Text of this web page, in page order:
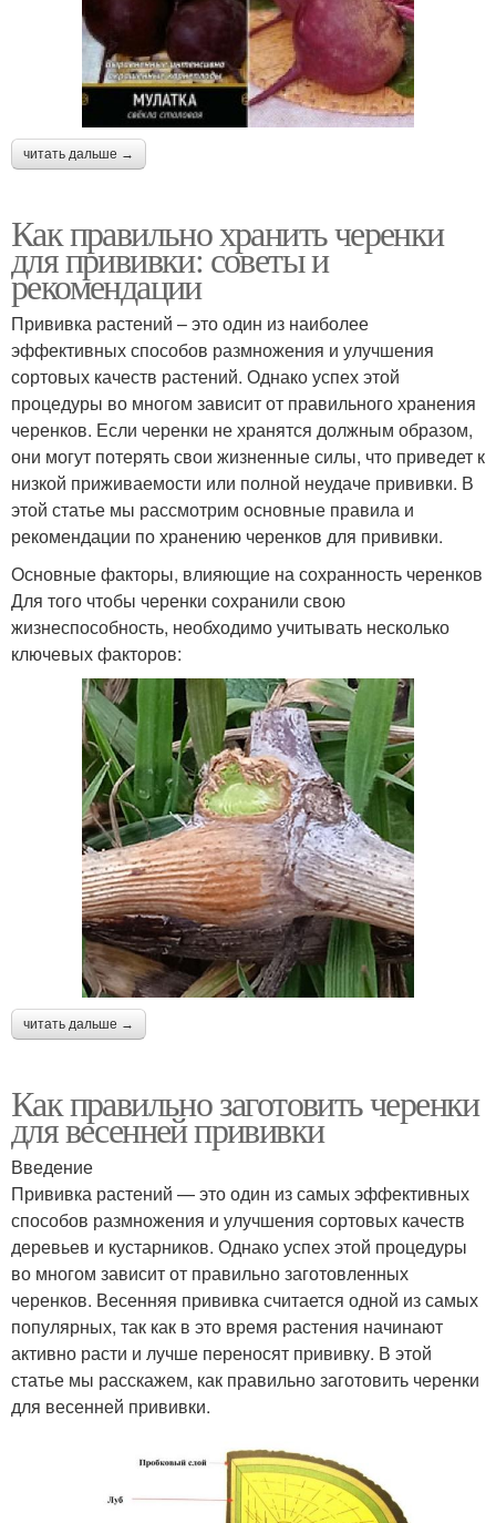
читать дальше →
Как правильно хранить черенки
для прививки: советы и
рекомендации
Прививка растений – это один из наиболее
эффективных способов размножения и улучшения
сортовых качеств растений. Однако успех этой
процедуры во многом зависит от правильного хранения
черенков. Если черенки не хранятся должным образом,
они могут потерять свои жизненные силы, что приведет к
низкой приживаемости или полной неудаче прививки. В
этой статье мы рассмотрим основные правила и
рекомендации по хранению черенков для прививки.
Основные факторы, влияющие на сохранность черенков
Для того чтобы черенки сохранили свою
жизнеспособность, необходимо учитывать несколько
ключевых факторов:
читать дальше →
Как правильно заготовить черенки
для весенней прививки
Введение
Прививка растений — это один из самых эффективных
способов размножения и улучшения сортовых качеств
деревьев и кустарников. Однако успех этой процедуры
во многом зависит от правильно заготовленных
черенков. Весенняя прививка считается одной из самых
популярных, так как в это время растения начинают
активно расти и лучше переносят прививку. В этой
статье мы расскажем, как правильно заготовить черенки
для весенней прививки.